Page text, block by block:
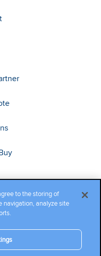
to the storing of
navigation, analyze site